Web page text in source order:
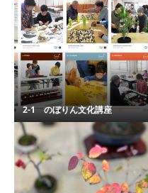
2-1 のぼりん文化講座